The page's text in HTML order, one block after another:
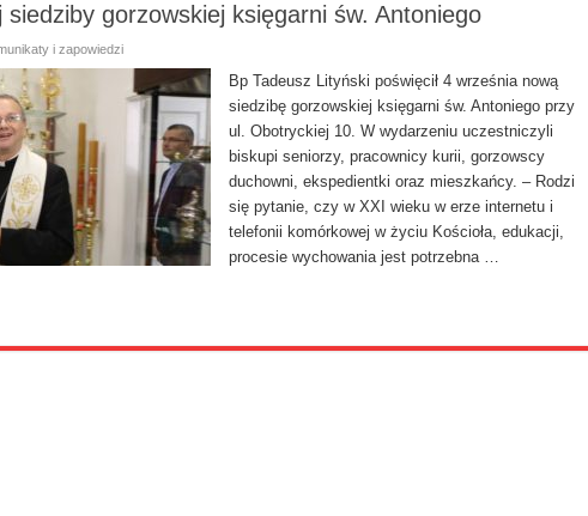
siedziby gorzowskiej księgarni św. Antoniego
i zapowiedzi
Bp Tadeusz Lityński poświęcił 4 września nową
siedzibę gorzowskiej księgarni św. Antoniego przy
ul. Obotryckiej 10. W wydarzeniu uczestniczyli
biskupi seniorzy, pracownicy kurii, gorzowscy
duchowni, ekspedientki oraz mieszkańcy. – Rodzi
się pytanie, czy w XXI wieku w erze internetu i
telefonii komórkowej w życiu Kościoła, edukacji,
procesie wychowania jest potrzebna …